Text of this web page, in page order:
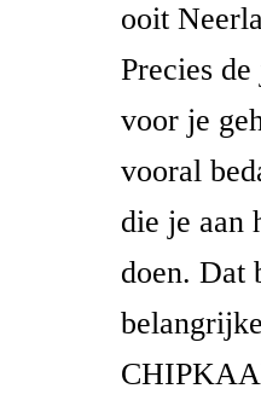
ooit
Precies
voor je
vooral
die je aan
doen. Dat